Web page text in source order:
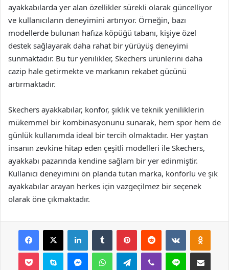
ayakkabılarda yer alan özellikler sürekli olarak güncelliyor
ve kullanıcıların deneyimini artırıyor. Örneğin, bazı
modellerde bulunan hafıza köpüğü tabanı, kişiye özel
destek sağlayarak daha rahat bir yürüyüş deneyimi
sunmaktadır. Bu tür yenilikler, Skechers ürünlerini daha
cazip hale getirmekte ve markanın rekabet gücünü
artırmaktadır.
Skechers ayakkabılar, konfor, şıklık ve teknik yeniliklerin
mükemmel bir kombinasyonunu sunarak, hem spor hem de
günlük kullanımda ideal bir tercih olmaktadır. Her yaştan
insanın zevkine hitap eden çeşitli modelleri ile Skechers,
ayakkabı pazarında kendine sağlam bir yer edinmiştir.
Kullanıcı deneyimini ön planda tutan marka, konforlu ve şık
ayakkabılar arayan herkes için vazgeçilmez bir seçenek
olarak öne çıkmaktadır.
Facebook
X LinkedInTumblr PinterestReddit VKontakte
Pocket Skype MessengerWhatsAppTelegramViber Line E-Posta ile